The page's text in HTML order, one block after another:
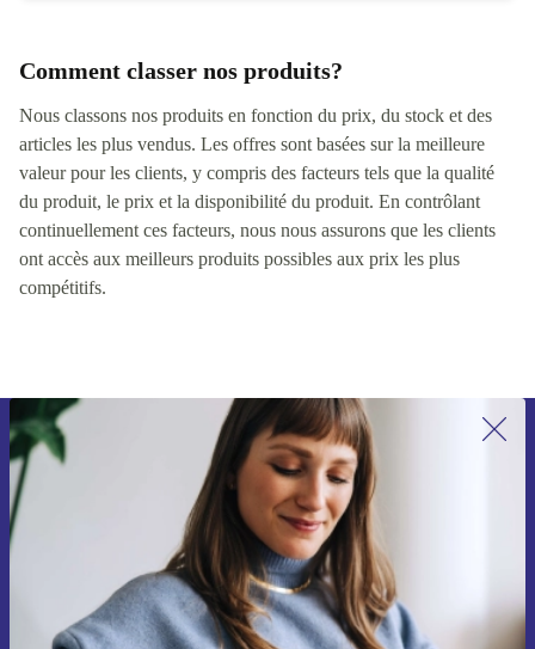
Comment classer nos produits?
Nous classons nos produits en fonction du prix, du stock et des
articles les plus vendus. Les offres sont basées sur la meilleure
valeur pour les clients, y compris des facteurs tels que la qualité
du produit, le prix et la disponibilité du produit. En contrôlant
continuellement ces facteurs, nous nous assurons que les clients
ont accès aux meilleurs produits possibles aux prix les plus
compétitifs.
Recevoir offres et infos de refurbed
par mail
Ne manquez plus aucune offre.
S'inscrire